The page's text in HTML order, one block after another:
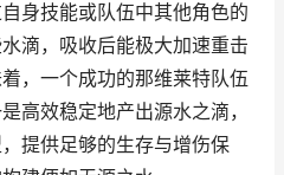
身技能或队伍中其他角色的
滴，吸收后能极大加速重击
，一个成功的那维莱特队伍
高效稳定地产出源水之滴，
提供足够的生存与增伤保